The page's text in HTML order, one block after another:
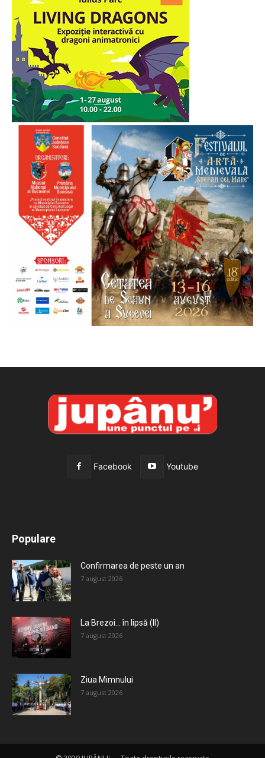
Facebook Youtube
Populare
Confirmarea de peste un an
7 august 2026
La Brezoi… în lipsă (II)
7 august 2026
Ziua Mimnului
7 august 2026